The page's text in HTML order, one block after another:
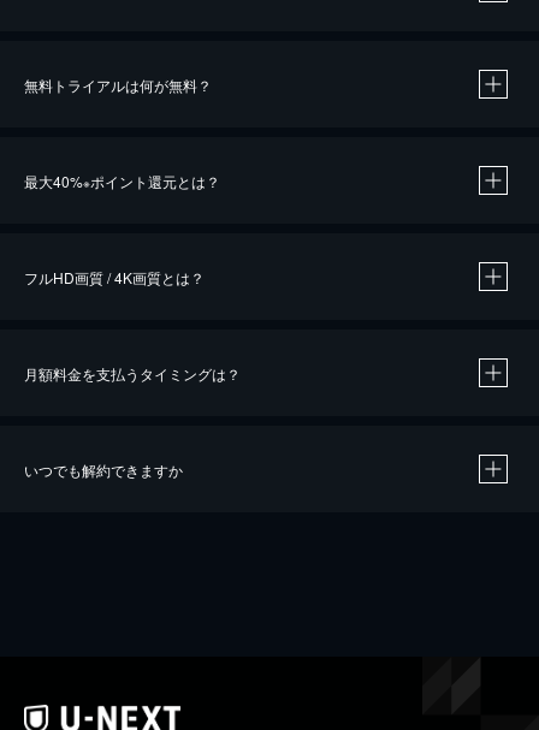
無料トライアルは何が無料？
最大40%※ポイント還元とは？
※40％ポイント還元の対象は、クレジットカード決済による作品の購入 / レンタルです。
フルHD画質 / 4K画質とは？
月額料金を支払うタイミングは？
いつでも解約できますか